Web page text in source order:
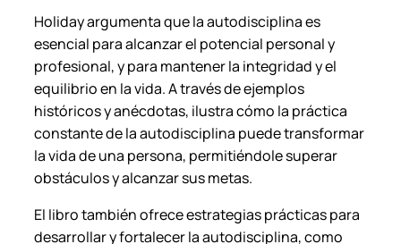
R
y
a
n
H
o
l
i
d
a
Holiday argumenta que la autodisciplina es
esencial para alcanzar el potencial personal y
profesional, y para mantener la integridad y el
equilibrio en la vida. A través de ejemplos
históricos y anécdotas, ilustra cómo la práctica
constante de la autodisciplina puede transformar
la vida de una persona, permitiéndole superar
obstáculos y alcanzar sus metas.
El libro también ofrece estrategias prácticas para
desarrollar y fortalecer la autodisciplina, como